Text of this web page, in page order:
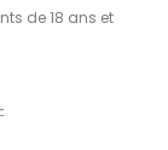
de 18 ans et